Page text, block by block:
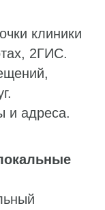
клиники
2ГИС.
и адреса.